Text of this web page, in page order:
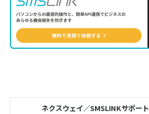
ネクスウェイ／SMSLINKサポート